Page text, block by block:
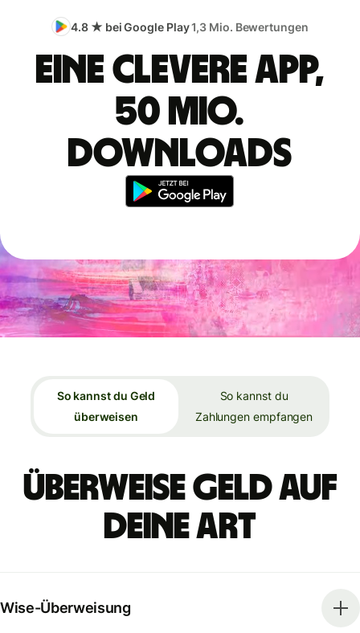
4.8 ★ bei Google Play1,3 Mio. Bewertungen
Eine clevere App,
50 Mio.
Downloads
So kannst du Geld
überweisen
So kannst du
Zahlungen empfangen
Überweise Geld auf
deine Art
Wise-Überweisung